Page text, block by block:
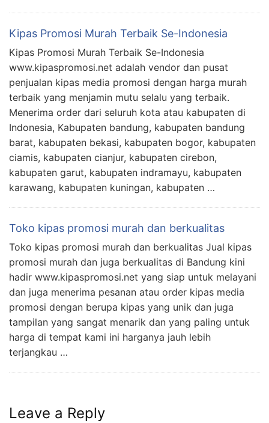
Kipas Promosi Murah Terbaik Se-Indonesia
Kipas Promosi Murah Terbaik Se-Indonesia
www.kipaspromosi.net adalah vendor dan pusat
penjualan kipas media promosi dengan harga murah
terbaik yang menjamin mutu selalu yang terbaik.
Menerima order dari seluruh kota atau kabupaten di
Indonesia, Kabupaten bandung, kabupaten bandung
barat, kabupaten bekasi, kabupaten bogor, kabupaten
ciamis, kabupaten cianjur, kabupaten cirebon,
kabupaten garut, kabupaten indramayu, kabupaten
karawang, kabupaten kuningan, kabupaten …
Toko kipas promosi murah dan berkualitas
Toko kipas promosi murah dan berkualitas Jual kipas
promosi murah dan juga berkualitas di Bandung kini
hadir www.kipaspromosi.net yang siap untuk melayani
dan juga menerima pesanan atau order kipas media
promosi dengan berupa kipas yang unik dan juga
tampilan yang sangat menarik dan yang paling untuk
harga di tempat kami ini harganya jauh lebih
terjangkau …
Leave a Reply